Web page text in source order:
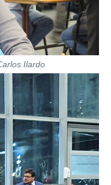
Ilardo